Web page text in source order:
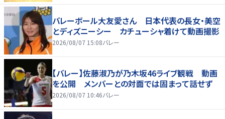
バレーボール大友愛さん 日本代表の長女・美空
とディズニーシー カチューシャ着けて動画撮影
2026/08/07 15:08バレー
【バレー】佐藤淑乃が乃木坂46ライブ観戦 動画
を公開 メンバーとの対面では固まって話せず
2026/08/07 10:46バレー